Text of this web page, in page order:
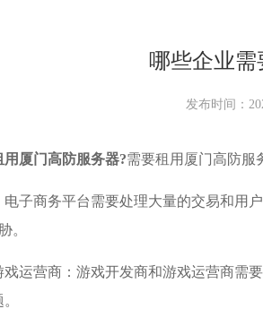
哪些企业需
发布时间：
用厦门高防服务器?需要租用厦门高防服
电子商务平台需要处理大量的交易和用
。
运营商：游戏开发商和游戏运营商需